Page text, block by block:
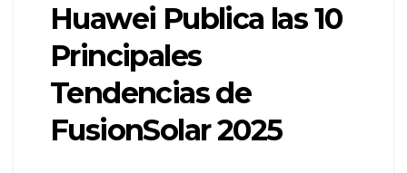
Huawei Publica las 10
Principales
Tendencias de
FusionSolar 2025